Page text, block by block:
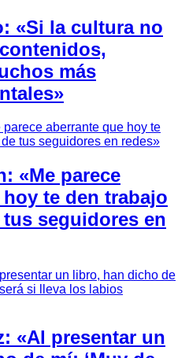
«Si la cultura no
más
«Me parece
te den trabajo
seguidores en
«Al presentar un